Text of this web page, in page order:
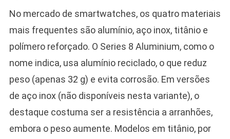
No mercado de smartwatches, os quatro materiais
mais frequentes são alumínio, aço inox, titânio e
polímero reforçado. O Series 8 Aluminium, como o
nome indica, usa alumínio reciclado, o que reduz
peso (apenas 32 g) e evita corrosão. Em versões
de aço inox (não disponíveis nesta variante), o
destaque costuma ser a resistência a arranhões,
embora o peso aumente. Modelos em titânio, por